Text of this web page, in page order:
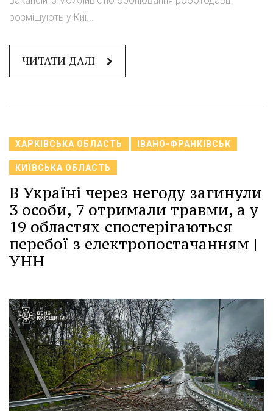
розміщують у Киї...
ЧИТАТИ ДАЛІ
ХАРКІВСЬКА ОБЛАСТЬ ІВАНО-ФРАНКІВСЬК
КИЇВСЬКА ОБЛАСТЬ
В Україні через негоду загинули
3 особи, 7 отримали травми, а у
19 областях спостерігаються
перебої з електропостачанням |
УНН